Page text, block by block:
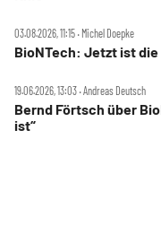
03.08.2026, 11:15 ‧ Michel Doepke
BioNTech: Jetzt ist die
19.06.2026, 13:03 ‧ Andreas Deutsch
Bernd Förtsch über
ist“